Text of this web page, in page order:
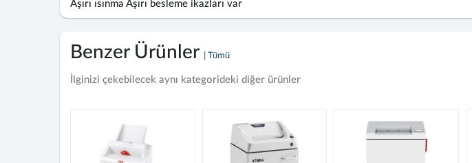
Aşırı ısınma Aşırı besleme ikazları var
Benzer Ürünler | Tümü
İlginizi çekebilecek aynı kategorideki diğer ürünler